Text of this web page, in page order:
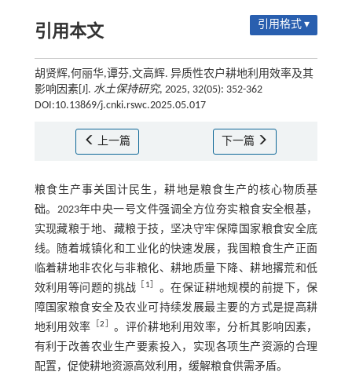
引用本文 引用格式 ▾
胡贤辉,何丽华,谭芬,文高辉. 异质性农户耕地利用效率及其
影响因素[J]. 水土保持研究, 2025, 32(05): 352-362
DOI:10.13869/j.cnki.rswc.2025.05.017
上一篇 下一篇
粮食生产事关国计民生，耕地是粮食生产的核心物质基
础。2023年中央一号文件强调全方位夯实粮食安全根基，
实现藏粮于地、藏粮于技，坚决守牢保障国家粮食安全底
线。随着城镇化和工业化的快速发展，我国粮食生产正面
临着耕地非农化与非粮化、耕地质量下降、耕地撂荒和低
效利用等问题的挑战
1
。在保证耕地规模的前提下，保
障国家粮食安全及农业可持续发展最主要的方式是提高耕
地利用效率 ［2
。评价耕地利用效率，分析其影响因素，
有利于改善农业生产要素投入，实现各项生产资源的合理
配置，促使耕地资源高效利用，缓解粮食供需矛盾。